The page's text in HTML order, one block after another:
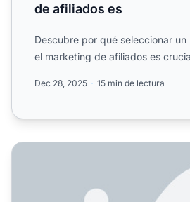
de afiliados es
Descubre por qué seleccionar
el marketing de afiliados es
Dec 28, 2025 15 min de lectura
¿Cómo elegir el nicho